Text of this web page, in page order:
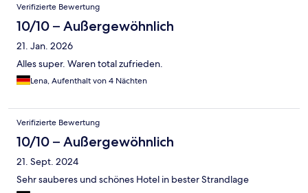
Verifizierte Bewertung
10/10 – Außergewöhnlich
21. Jan. 2026
Alles super. Waren total zufrieden.
Lena, Aufenthalt von 4 Nächten
Verifizierte Bewertung
10/10 – Außergewöhnlich
21. Sept. 2024
Sehr sauberes und schönes Hotel in bester Strandlage